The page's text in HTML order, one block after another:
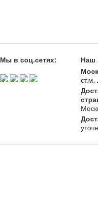
Мы в соц.сетях:
Наш
ст.м.